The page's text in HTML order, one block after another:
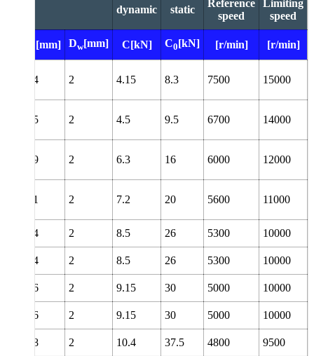
dynamic static
Reference
speed
Limiting
speed
D[mm] Dw[mm] C[kN] C0[kN] [r/min] [r/min]
14 2 4.15 8.3 7500 15000
15 2 4.5 9.5 6700 14000
19 2 6.3 16 6000 12000
21 2 7.2 20 5600 11000
24 2 8.5 26 5300 10000
24 2 8.5 26 5300 10000
26 2 9.15 30 5000 10000
26 2 9.15 30 5000 10000
28 2 10.4 37.5 4800 9500